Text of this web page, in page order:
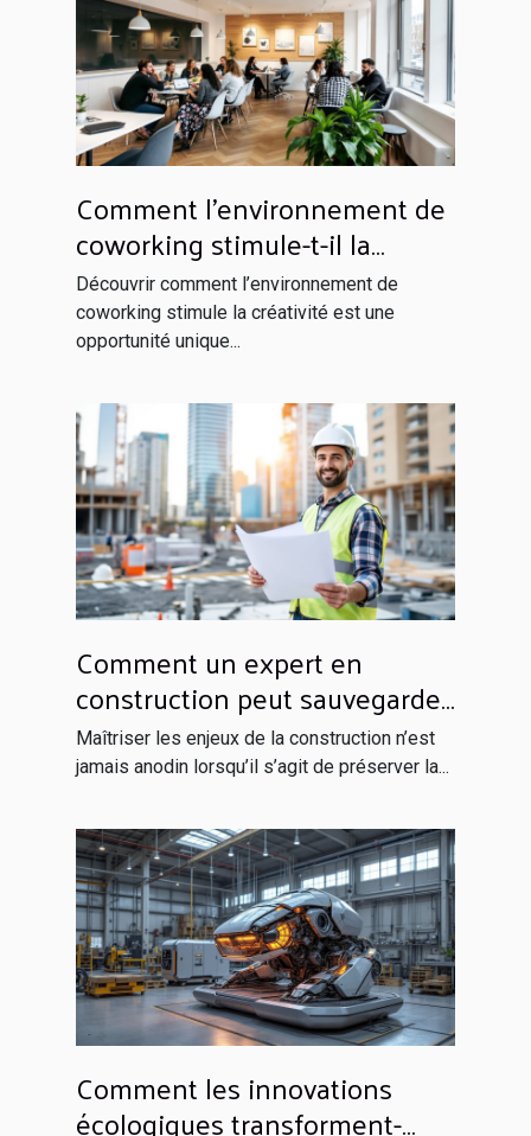
Comment l'environnement de
coworking stimule-t-il la
créativité?
Découvrir comment l’environnement de
coworking stimule la créativité est une
opportunité unique...
Comment un expert en
construction peut sauvegarder
votre investissement ?
Maîtriser les enjeux de la construction n’est
jamais anodin lorsqu’il s’agit de préserver la...
Comment les innovations
écologiques transforment-